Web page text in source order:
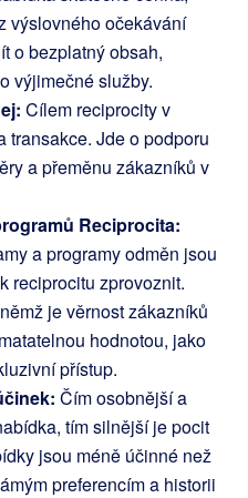
výslovného očekávání
o bezplatný obsah,
výjimečné služby.
Cílem reciprocity v
transakce. Jde o podporu
a přeměnu zákazníků v
Reciprocita:
a programy odměn jsou
reciprocitu zprovoznit.
je věrnost zákazníků
hodnotou, jako
přístup.
Čím osobnější a
tím silnější je pocit
jsou méně účinné než
preferencím a historii